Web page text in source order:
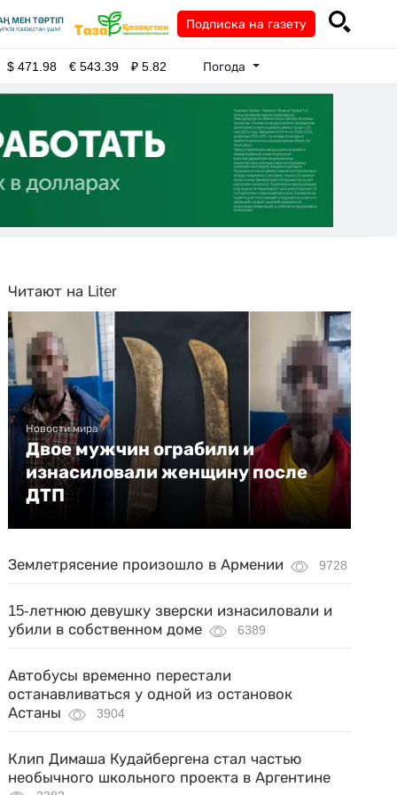
Подписка на газету
$471.98 €543.39 ₽5.82 Погода
Читают на Liter
Новости мира
Двое мужчин ограбили и
изнасиловали женщину после
ДТП
Землетрясение произошло в Армении 9728
15-летнюю девушку зверски изнасиловали и
убили в собственном доме
6389
Автобусы временно перестали
останавливаться у одной из остановок
Астаны
3904
Клип Димаша Кудайбергена стал частью
необычного школьного проекта в Аргентине